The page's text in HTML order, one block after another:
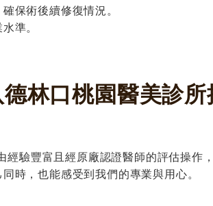
保術後續修復情況。
準。
林口桃園醫美診
驗豐富且經原廠認證醫師的評估操作
時，也能感受到我們的專業與用心。